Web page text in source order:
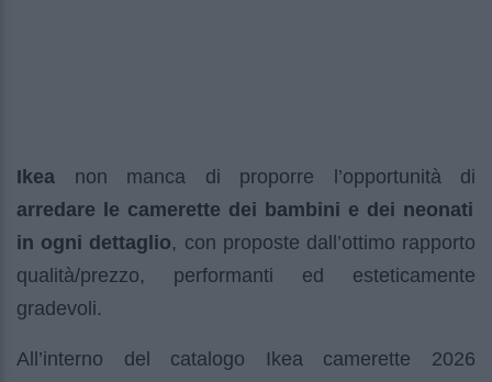
Ikea non manca di proporre l’opportunità di
arredare le camerette dei bambini e dei neonati
in ogni dettaglio, con proposte dall’ottimo rapporto
qualità/prezzo, performanti ed esteticamente
gradevoli.
All’interno del catalogo Ikea camerette 2026